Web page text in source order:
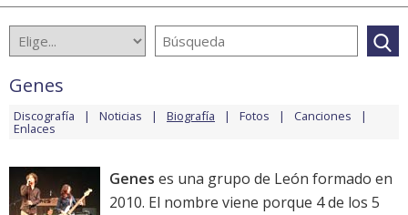
Genes
Discografía Noticias Biografía Fotos Canciones
Enlaces
Genes es una grupo de León formado en
2010. El nombre viene porque 4 de los 5